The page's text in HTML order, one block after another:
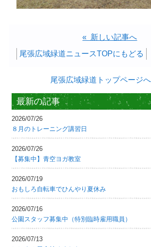
« 新しい記事へ
尾張広域緑道ニュースTOPにもどる
尾張広域緑道トップページ
最新の記事
2026/07/26
８月のトレーニング講習日
2026/07/26
【募集中】青空ヨガ教室
2026/07/19
おもしろ自転車でひんやり夏休み
2026/07/16
公園スタッフ募集中（特別臨時雇用職員）
2026/07/13